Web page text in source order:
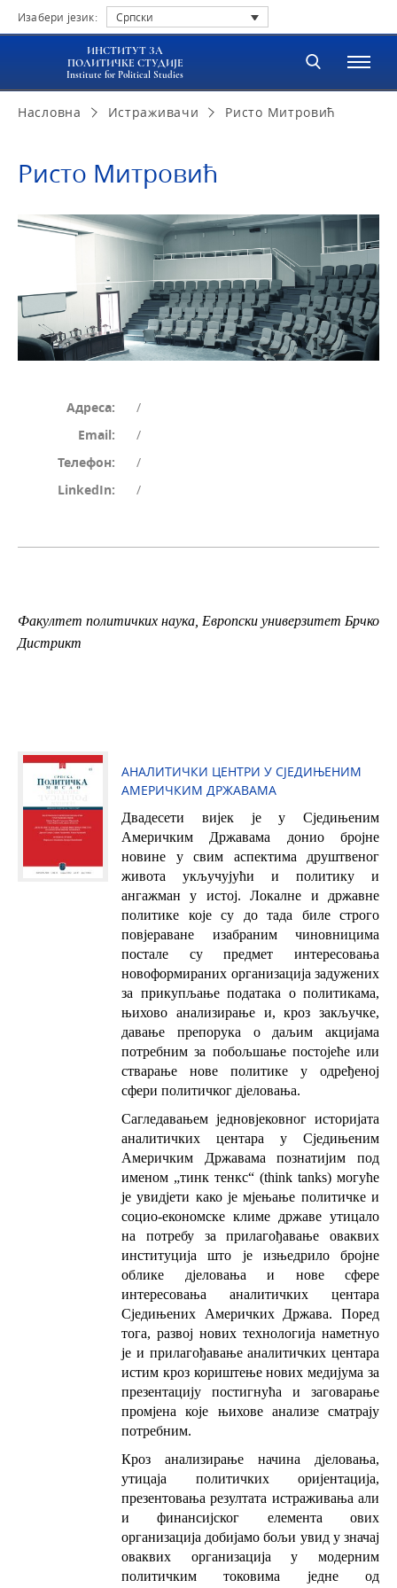
Изабери језик: Српски
ИНСТИТУТ ЗА
ПОЛИТИЧКЕ СТУДИЈЕ
Institute for Political Studies
Насловна Истраживачи Ристо Митровић
Ристо Митровић
Адреса:
/
Email:
/
Телефон:
/
LinkedIn:
/
Факултет политичких наука, Европски универзитет Брчко
Дистрикт
АНАЛИТИЧКИ ЦЕНТРИ У СЈЕДИЊЕНИМ
АМЕРИЧКИМ ДРЖАВАМА
Двадесети вијек је у Сједињеним
Америчким Државама донио бројне
новине у свим аспектима друштвеног
живота укључујући и политику и
ангажман у истој. Локалне и државне
политике које су до тада биле строго
повјераване изабраним чиновницима
постале су предмет интересовања
новоформираних организација задужених
за прикупљање података о политикама,
њихово анализирање и, кроз закључке,
давање препорука о даљим акцијама
потребним за побољшање постојеће или
стварање нове политике у одређеној
сфери политичког дјеловања.
Сагледавањем једновјековног историјата
аналитичких центара у Сједињеним
Америчким Државама познатијим под
именом „тинк тенкс“ (think tanks) могуће
је увидjети како је мјењање политичке и
социо-економске климе државе утицало
на потребу за прилагођавање оваквих
институција што је изњедрило бројне
облике дјеловања и нове сфере
интересовања аналитичких центара
Сједињених Америчких Држава. Поред
тога, развој нових технологија наметнуо
је и прилагођавање аналитичких центара
истим кроз кориштење нових медијума за
презентацију постигнућа и заговарање
промјена које њихове анализе сматрају
потребним.
Кроз анализирање начина дјеловања,
утицаја политичких оријентација,
презентовања резултата истраживања али
и финансијског елемента ових
организација добијамо бољи увид у значај
оваквих организација у модерним
политичким токовима једне од